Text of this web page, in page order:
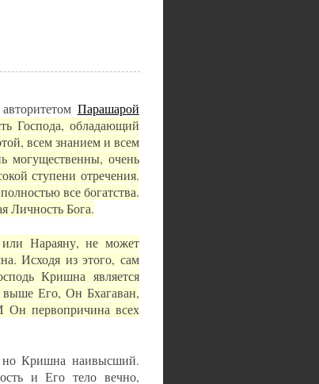
Парашарой
Господа, обладающий
всем знанием и всем
могущественны, очень
ступени отречения.
все богатства.
Личность Бога.
Нараяну, не может
Исходя из этого, сам
Кришна является
Его, Он Бхагаван,
Он первопричина всех
но Кришна наивысший.
и Его тело вечно,